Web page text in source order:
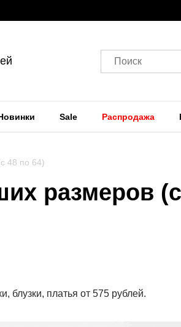
Поиск
Sale Распродажа
48 по 64)
размеров
блузки, платья от 575 рублей.